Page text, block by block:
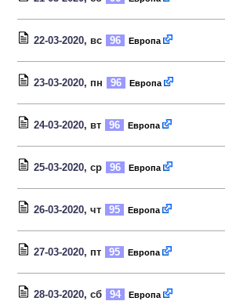
22-03-2020, вс 96 Европа
23-03-2020, пн 96 Европа
24-03-2020, вт 96 Европа
25-03-2020, ср 96 Европа
26-03-2020, чт 95 Европа
27-03-2020, пт 95 Европа
28-03-2020, сб 94 Европа